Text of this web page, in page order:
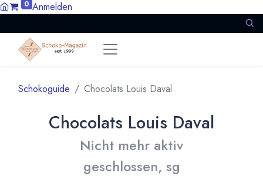
0 Anmelden
Schokoguide Chocolats Louis Daval
Chocolats Louis Daval
Nicht mehr aktiv
geschlossen, sg